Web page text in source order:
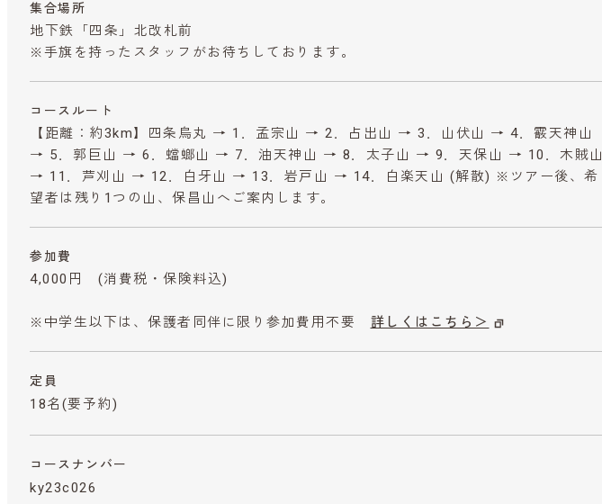
集合場所
地下鉄「四条」北改札前
※手旗を持ったスタッフがお待ちしております。
コースルート
【距離：約3km】四条烏丸 → 1．孟宗山 → 2．占出山 → 3．山伏山 → 4．霰天神山
→ 5．郭巨山 → 6．蟷螂山 → 7．油天神山 → 8．太子山 → 9．天保山 → 10．木賊山
→ 11．芦刈山 → 12．白牙山 → 13．岩戸山 → 14．白楽天山 (解散) ※ツアー後、希
望者は残り1つの山、保昌山へご案内します。
参加費
4,000円 (消費税・保険料込)
※中学生以下は、保護者同伴に限り参加費用不要 詳しくはこちら＞
定員
18名(要予約)
コースナンバー
ky23c026